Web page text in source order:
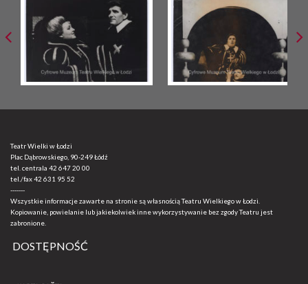
Teatr Wielki w Łodzi
Plac Dąbrowskiego, 90-249 Łódź
tel. centrala 42 647 20 00
tel./fax42 631 95 52
-------
Wszystkie informacje zawarte na stronie są własnością Teatru Wielkiego w Łodzi.
Kopiowanie, powielanie lub jakiekolwiek inne wykorzystywanie bez zgody Teatru jest
zabronione.
DOSTĘPNOŚĆ